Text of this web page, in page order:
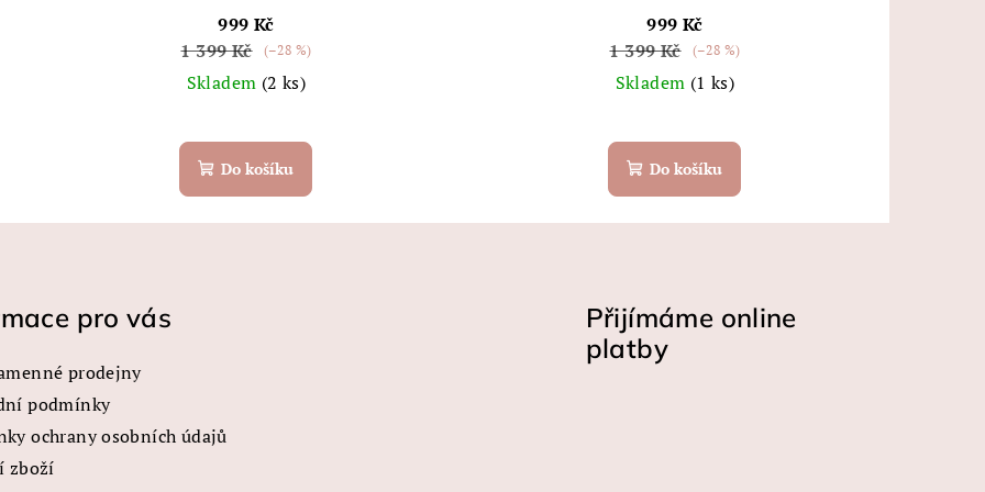
999 Kč
1 399 Kč
(–28 %)
Skladem (2 ks)
Do košíku
999 Kč
1 399 Kč
(–28 %)
Skladem (1 ks)
Do košíku
pro vás
prodejny
podmínky
ochrany osobních údajů
zboží
Přijímáme online
platby